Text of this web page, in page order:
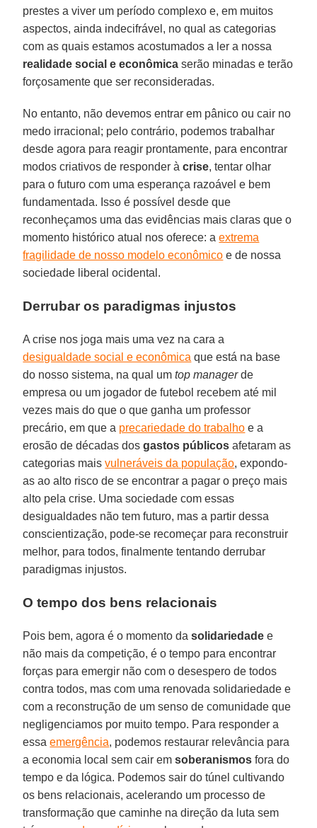
prestes a viver um período complexo e, em muitos
aspectos, ainda indecifrável, no qual as categorias
com as quais estamos acostumados a ler a nossa
realidade social e econômica serão minadas e terão
forçosamente que ser reconsideradas.
No entanto, não devemos entrar em pânico ou cair no
medo irracional; pelo contrário, podemos trabalhar
desde agora para reagir prontamente, para encontrar
modos criativos de responder àcrise, tentar olhar
para o futuro com uma esperança razoável e bem
fundamentada. Isso é possível desde que
reconheçamos uma das evidências mais claras que o
momento histórico atual nos oferece: aextrema
fragilidade de nosso modelo econômico e de nossa
sociedade liberal ocidental.
Derrubar os paradigmas injustos
A crise nos joga mais uma vez na cara a
desigualdade social e econômica que está na base
do nosso sistema, na qual umtop managerde
empresa ou um jogador de futebol recebem até mil
vezes mais do que o que ganha um professor
precário, em que a precariedade do trabalho e a
erosão de décadas dosgastos públicos afetaram as
categorias maisvulneráveis da população, expondo-
as ao alto risco de se encontrar a pagar o preço mais
alto pela crise. Uma sociedade com essas
desigualdades não tem futuro, mas a partir dessa
conscientização, pode-se recomeçar para reconstruir
melhor, para todos, finalmente tentando derrubar
paradigmas injustos.
O tempo dos bens relacionais
Pois bem, agora é o momento dasolidariedade e
não mais da competição, é o tempo para encontrar
forças para emergir não com o desespero de todos
contra todos, mas com uma renovada solidariedade e
com a reconstrução de um senso de comunidade que
negligenciamos por muito tempo. Para responder a
essaemergência, podemos restaurar relevância para
a economia local sem cair emsoberanismos fora do
tempo e da lógica. Podemos sair do túnel cultivando
os bens relacionais, acelerando um processo de
transformação que caminhe na direção da luta sem